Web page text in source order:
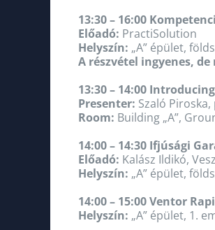
13:30 – 16:00
Előadó: PractiSolution
Helyszín: „A” épület,
A részvétel ingyenes,
13:30 – 14:00
Presenter: Szaló
Room: Building „A”,
14:00 – 14:30 Ifjúsági
Előadó: Kalász Ildikó,
Helyszín: „A” épület,
14:00 – 15:00 Ventor
Helyszín: „A” épület, 1.